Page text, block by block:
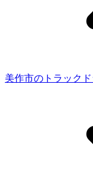
美作市のトラック